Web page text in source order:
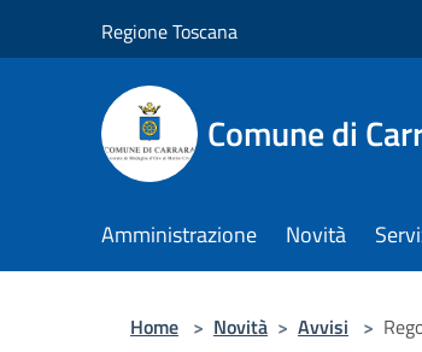
Regione Toscana
Comune di
Amministrazione Novità
Home > Novità > Avvisi >